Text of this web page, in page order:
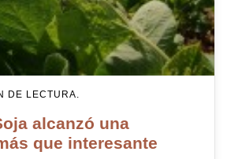
DE LECTURA.
alcanzó una
que interesante